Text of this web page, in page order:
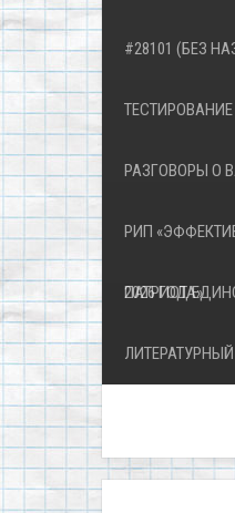
#28101 (БЕЗ
РАЗГОВОРЫ О
РИП
ПАТРИОТА»
2026 ГОД